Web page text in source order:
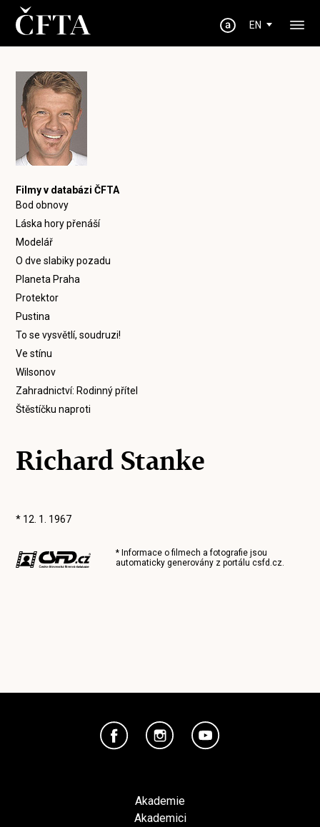
EN
Filmy v databázi ČFTA
Bod obnovy
Láska hory přenáší
Modelář
O dve slabiky pozadu
Planeta Praha
Protektor
Pustina
To se vysvětlí, soudruzi!
Ve stínu
Wilsonov
Zahradnictví: Rodinný přítel
Štěstíčku naproti
Richard Stanke
* 12. 1. 1967
* Informace o filmech a fotografie jsou
automaticky generovány z portálucsfd.cz.
Akademie
Akademici